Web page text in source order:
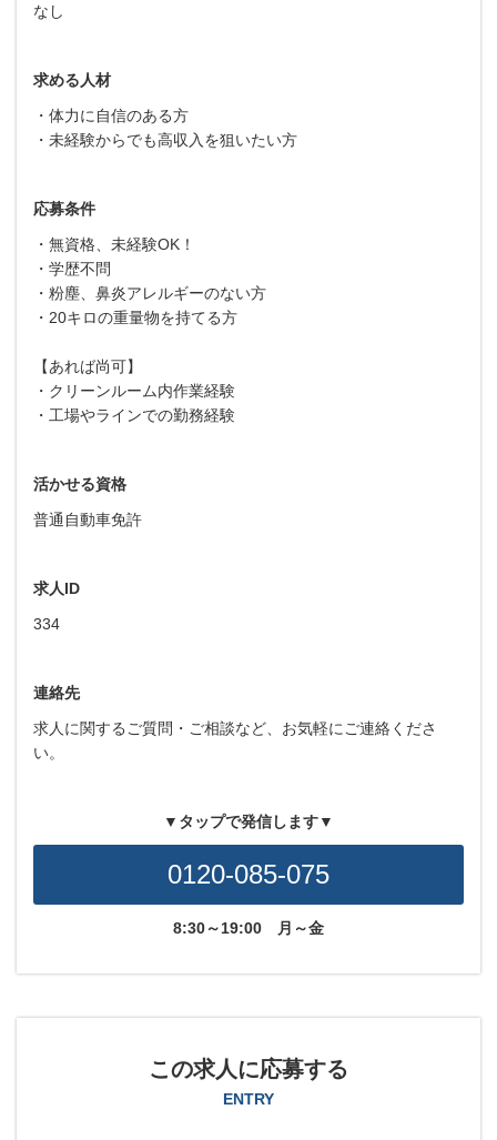
なし
求める人材
・体力に自信のある方
・未経験からでも高収入を狙いたい方
応募条件
・無資格、未経験OK！
・学歴不問
・粉塵、鼻炎アレルギーのない方
・20キロの重量物を持てる方
【あれば尚可】
・クリーンルーム内作業経験
・工場やラインでの勤務経験
活かせる資格
普通自動車免許
求人ID
334
連絡先
求人に関するご質問・ご相談など、お気軽にご連絡くださ
い。
▼タップで発信します▼
0120-085-075
8:30～19:00 月～金
この求人に応募する
ENTRY